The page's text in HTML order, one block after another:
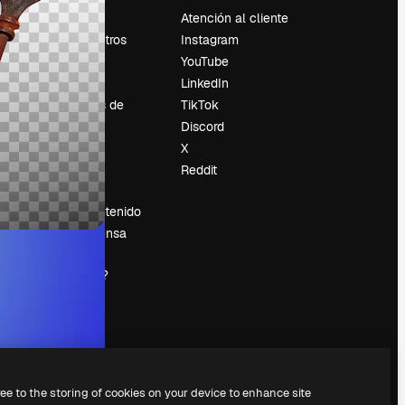
Precios
Sobre nosotros
Reviews
Empleo
Tendencias de
búsqueda
Blog
Eventos
Slidesgo
Vender contenido
Sala de prensa
magnific.ai?
Atención al cliente
Instagram
YouTube
LinkedIn
TikTok
Discord
X
Reddit
to the storing of cookies on your device to enhance site